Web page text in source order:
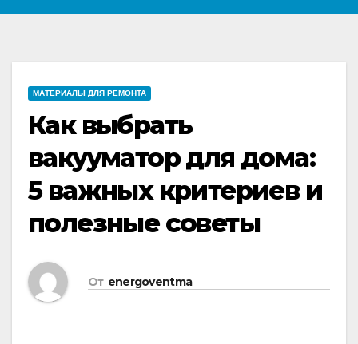
МАТЕРИАЛЫ ДЛЯ РЕМОНТА
Как выбрать
вакууматор для дома:
5 важных критериев и
полезные советы
От energoventma